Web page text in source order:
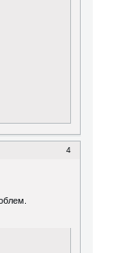
4